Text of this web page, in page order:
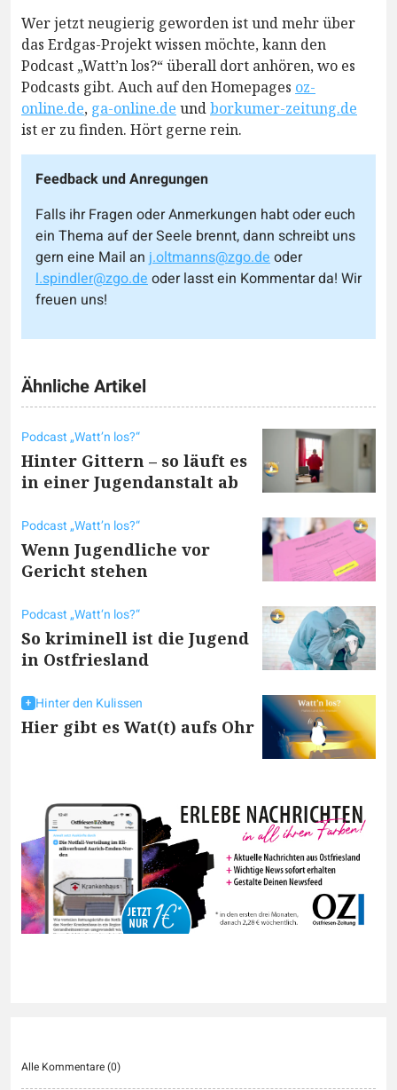
Wer jetzt neugierig geworden ist und mehr über
das Erdgas-Projekt wissen möchte, kann den
Podcast „Watt’n los?“ überall dort anhören, wo es
Podcasts gibt. Auch auf den Homepages oz-
online.de, ga-online.de undborkumer-zeitung.de
ist er zu finden. Hört gerne rein.
Feedback und Anregungen
Falls ihr Fragen oder Anmerkungen habt oder euch
ein Thema auf der Seele brennt, dann schreibt uns
gern eine Mail an j.oltmanns@zgo.deoder
l.spindler@zgo.deoder lasst ein Kommentar da! Wir
freuen uns!
Ähnliche Artikel
Podcast „Watt’n los?“
Hinter Gittern – so läuft es
in einer Jugendanstalt ab
Podcast „Watt’n los?“
Wenn Jugendliche vor
Gericht stehen
Podcast „Watt‘n los?“
So kriminell ist die Jugend
in Ostfriesland
Hinter den Kulissen
Hier gibt es Wat(t) aufs Ohr
Alle Kommentare (0)